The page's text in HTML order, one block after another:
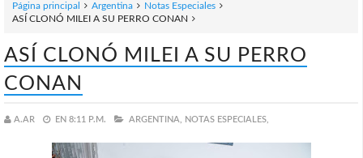
Página principal Argentina
Notas Especiales
ASÍ CLONÓ MILEI A SU PERRO CONAN
ASÍ CLONÓ MILEI A SU PERRO
CONAN
A.AR EN 8:11 P.M. ARGENTINA, NOTAS ESPECIALES,